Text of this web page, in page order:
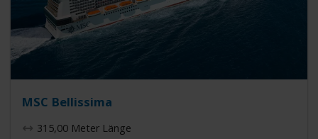
MSC Bellissima
315,00 Meter Länge